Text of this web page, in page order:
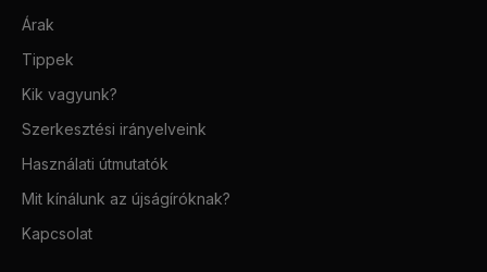
Árak
Tippek
Kik vagyunk?
Szerkesztési irányelveink
Használati útmutatók
Mit kínálunk az újságíróknak?
Kapcsolat